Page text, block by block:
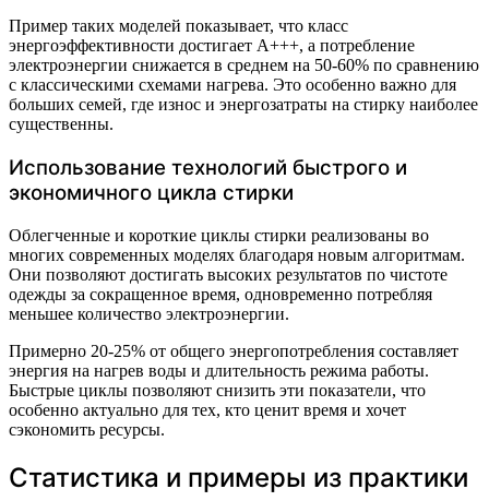
Пример таких моделей показывает, что класс
энергоэффективности достигает A+++, а потребление
электроэнергии снижается в среднем на 50-60% по сравнению
с классическими схемами нагрева. Это особенно важно для
больших семей, где износ и энергозатраты на стирку наиболее
существенны.
Использование технологий быстрого и
экономичного цикла стирки
Облегченные и короткие циклы стирки реализованы во
многих современных моделях благодаря новым алгоритмам.
Они позволяют достигать высоких результатов по чистоте
одежды за сокращенное время, одновременно потребляя
меньшее количество электроэнергии.
Примерно 20-25% от общего энергопотребления составляет
энергия на нагрев воды и длительность режима работы.
Быстрые циклы позволяют снизить эти показатели, что
особенно актуально для тех, кто ценит время и хочет
сэкономить ресурсы.
Статистика и примеры из практики